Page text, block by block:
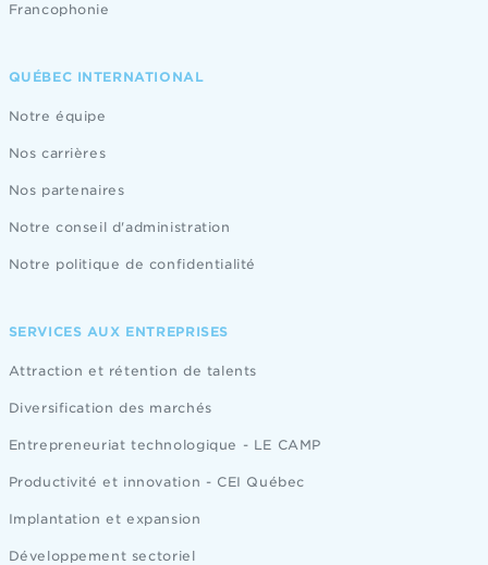
Francophonie
QUÉBEC INTERNATIONAL
Notre équipe
Nos carrières
Nos partenaires
Notre conseil d'administration
Notre politique de confidentialité
SERVICES AUX ENTREPRISES
Attraction et rétention de talents
Diversification des marchés
Entrepreneuriat technologique - LE CAMP
Productivité et innovation - CEI Québec
Implantation et expansion
Développement sectoriel